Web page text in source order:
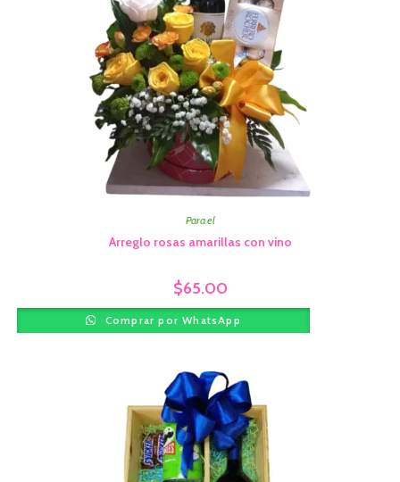
Para el
Arreglo rosas amarillas con vino
$65.00
Comprar por WhatsApp